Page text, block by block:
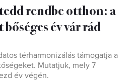
rendbe otthon: a
év vár rád
térharmonizálás támogatja a
Mutatjuk, mely 7
év végén.